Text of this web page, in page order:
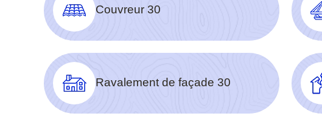
Couvreur 30
Ravalement de façade 30